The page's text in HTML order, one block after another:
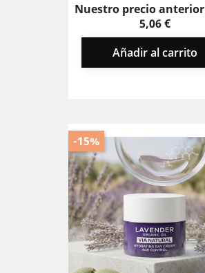
Nuestro precio anterior
5,06 €
Añadir al carrito
-15%